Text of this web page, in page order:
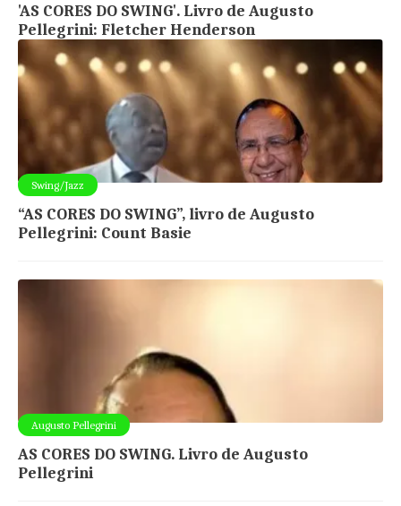
'AS CORES DO SWING'. Livro de Augusto
Pellegrini: Fletcher Henderson
Swing/Jazz
“AS CORES DO SWING”, livro de Augusto
Pellegrini: Count Basie
Augusto Pellegrini
AS CORES DO SWING. Livro de Augusto
Pellegrini